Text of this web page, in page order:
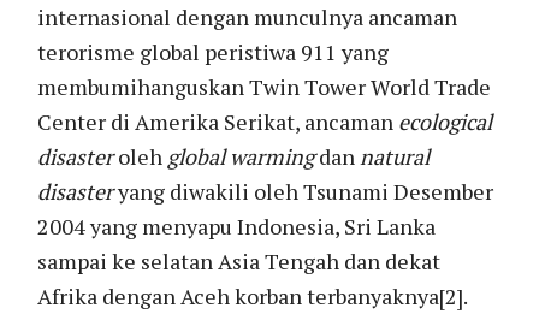
internasional dengan munculnya ancaman
terorisme global peristiwa 911 yang
membumihanguskan Twin Tower World Trade
Center di Amerika Serikat, ancaman ecological
disasteroleh global warmingdannatural
disasteryang diwakili oleh Tsunami Desember
2004 yang menyapu Indonesia, Sri Lanka
sampai ke selatan Asia Tengah dan dekat
Afrika dengan Aceh korban terbanyaknya[2].